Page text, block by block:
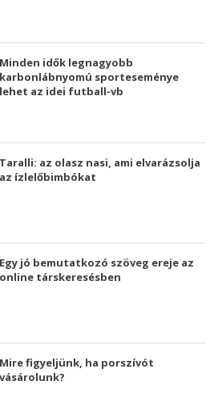
Minden idők legnagyobb
karbonlábnyomú sporteseménye
lehet az idei futball-vb
Taralli: az olasz nasi, ami elvarázsolja
az ízlelőbimbókat
Egy jó bemutatkozó szöveg ereje az
online társkeresésben
Mire figyeljünk, ha porszívót
vásárolunk?